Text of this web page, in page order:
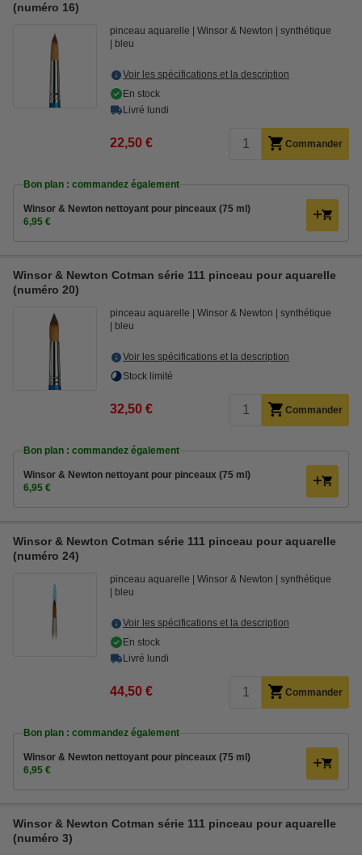
(numéro 16)
pinceau aquarelle Winsor & Newton
synthétique
bleu
Voir les spécifications et la description
En stock
Livré lundi
22,50 € Commander
Bon plan : commandez également
Winsor & Newton nettoyant pour pinceaux (75 ml)
6,95 €
Winsor & Newton Cotman série 111 pinceau pour aquarelle
(numéro 20)
pinceau aquarelle Winsor & Newton
synthétique
bleu
Voir les spécifications et la description
Stock limité
32,50 € Commander
Bon plan : commandez également
Winsor & Newton nettoyant pour pinceaux (75 ml)
6,95 €
Winsor & Newton Cotman série 111 pinceau pour aquarelle
(numéro 24)
pinceau aquarelle Winsor & Newton
synthétique
bleu
Voir les spécifications et la description
En stock
Livré lundi
44,50 € Commander
Bon plan : commandez également
Winsor & Newton nettoyant pour pinceaux (75 ml)
6,95 €
Winsor & Newton Cotman série 111 pinceau pour aquarelle
(numéro 3)